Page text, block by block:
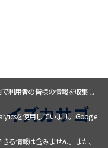
イズカサゴ
利用者の皆様の情報を収集し
を使用しています。Google
る情報は含みません。また、